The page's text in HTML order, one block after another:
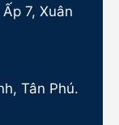
7, Xuân
Tân Phú.